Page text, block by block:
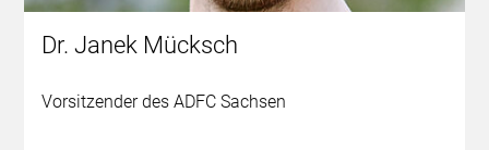
Dr. Janek Mücksch
Vorsitzender des ADFC Sachsen